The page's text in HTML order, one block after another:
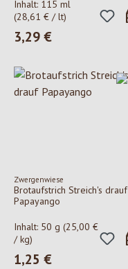
Inhalt: 115 ml
(28,61 € / lt)
Regulärer Preis:
3,29 €
Zwergenwiese
Brotaufstrich Streich's drauf
Papayango
Inhalt: 50 g (25,00 €
/ kg)
Regulärer Preis:
1,25 €